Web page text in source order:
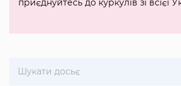
приєднуйтесь до куркулів зі всієї